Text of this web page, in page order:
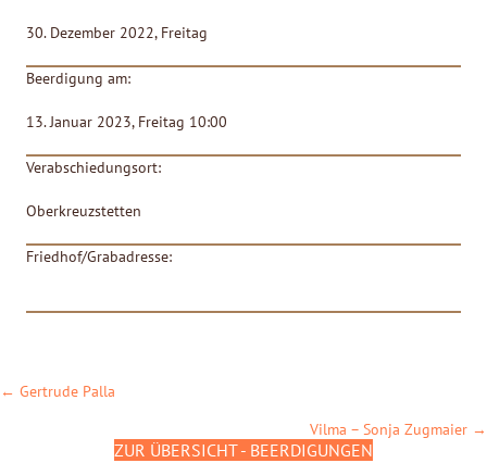
30. Dezember 2022, Freitag
Beerdigung am:
13. Januar 2023, Freitag 10:00
Verabschiedungsort:
Oberkreuzstetten
Friedhof/Grabadresse:
POSTS
NAVIGATION
← Gertrude Palla
Vilma – Sonja Zugmaier →
ZUR ÜBERSICHT - BEERDIGUNGEN